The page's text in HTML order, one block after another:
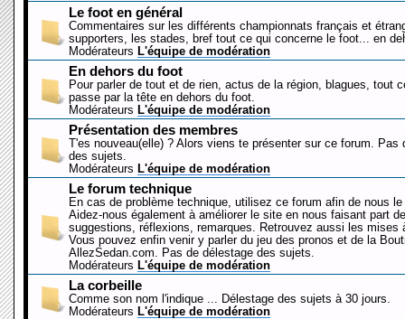
Le foot en général
Commentaires sur les différents championnats français et
supporters, les stades, bref tout ce qui concerne le foot... en
Modérateurs L'équipe de modération
En dehors du foot
Pour parler de tout et de rien, actus de la région, blagues, tout
passe par la tête en dehors du foot.
Modérateurs L'équipe de modération
Présentation des membres
T'es nouveau(elle) ? Alors viens te présenter sur ce forum. Pas
des sujets.
Modérateurs L'équipe de modération
Le forum technique
En cas de problème technique, utilisez ce forum afin de nous le
Aidez-nous également à améliorer le site en nous faisant part
suggestions, réflexions, remarques. Retrouvez aussi les mises
Vous pouvez enfin venir y parler du jeu des pronos et de la
AllezSedan.com. Pas de délestage des sujets.
Modérateurs L'équipe de modération
La corbeille
Comme son nom l'indique ... Délestage des sujets à 30 jours.
Modérateurs L'équipe de modération